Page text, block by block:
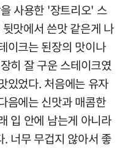
사용한 '장트리오' 스
맛에서 쓴맛 같은게 나
이크는 된장의 맛이나
히 잘 구운 스테이크였
있었다. 처음에는 유자
음에는 신맛과 매콤한
입 안에 남는게 아니라
너무 무겁지 않아서 좋